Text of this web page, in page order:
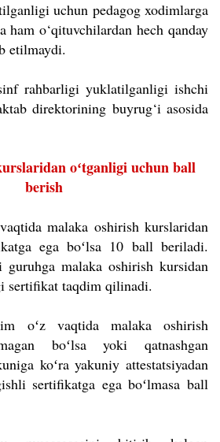
uchun pedagog xodimlarga
o‘qituvchilardan hech qanday
etilmaydi.
rahbarligi yuklatilganligi ishchi
direktorining buyrug‘i asosida
oʻtganligi uchun ball
berish
malaka oshirish kurslaridan
ega boʻlsa 10 ball beriladi.
malaka oshirish kursidan
sertifikat taqdim qilinadi.
oʻz vaqtida malaka oshirish
boʻlsa yoki qatnashgan
koʻra yakuniy attestatsiyadan
sertifikatga ega boʻlmasa ball